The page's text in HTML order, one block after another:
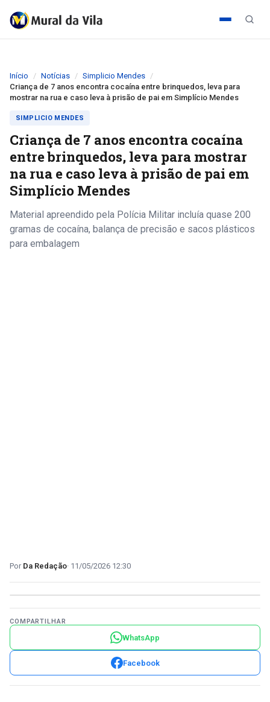
Início Notícias
Simplicio Mendes
Criança de 7 anos encontra cocaína entre brinquedos, leva para
mostrar na rua e caso leva à prisão de pai em Simplício Mendes
SIMPLICIO MENDES
Criança de 7 anos encontra cocaína
entre brinquedos, leva para mostrar
na rua e caso leva à prisão de pai em
Simplício Mendes
Material apreendido pela Polícia Militar incluía quase 200
gramas de cocaína, balança de precisão e sacos plásticos
para embalagem
Da Redação 11/05/2026 12:30
COMPARTILHAR
WhatsApp
Facebook